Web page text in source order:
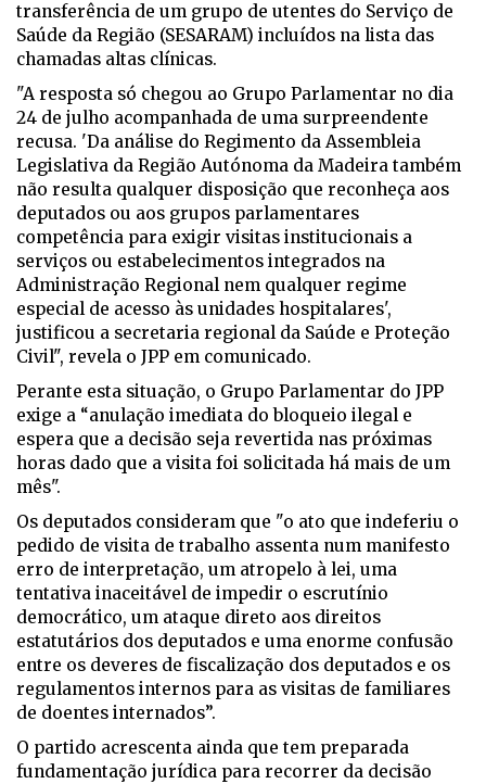
transferência de um grupo de utentes do Serviço de
Saúde da Região (SESARAM) incluídos na lista das
chamadas altas clínicas.
"A resposta só chegou ao Grupo Parlamentar no dia
24 de julho acompanhada de uma surpreendente
recusa. 'Da análise do Regimento da Assembleia
Legislativa da Região Autónoma da Madeira também
não resulta qualquer disposição que reconheça aos
deputados ou aos grupos parlamentares
competência para exigir visitas institucionais a
serviços ou estabelecimentos integrados na
Administração Regional nem qualquer regime
especial de acesso às unidades hospitalares',
justificou a secretaria regional da Saúde e Proteção
Civil", revela o JPP em comunicado.
Perante esta situação, o Grupo Parlamentar do JPP
exige a “anulação imediata do bloqueio ilegal e
espera que a decisão seja revertida nas próximas
horas dado que a visita foi solicitada há mais de um
mês".
Os deputados consideram que "o ato que indeferiu o
pedido de visita de trabalho assenta num manifesto
erro de interpretação, um atropelo à lei, uma
tentativa inaceitável de impedir o escrutínio
democrático, um ataque direto aos direitos
estatutários dos deputados e uma enorme confusão
entre os deveres de fiscalização dos deputados e os
regulamentos internos para as visitas de familiares
de doentes internados”.
O partido acrescenta ainda que tem preparada
fundamentação jurídica para recorrer da decisão